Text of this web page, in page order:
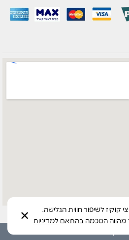
לשיפור חווית הגלישה.
הסכמה בהתאם למדיניות ✕